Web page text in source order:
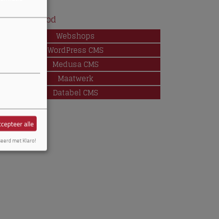
aanbod
Webshops
WordPress CMS
Medusa CMS
Maatwerk
Databel CMS
alle
met Klaro!